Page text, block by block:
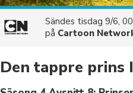
Sändes tisdag 9/6,
på Cartoon
Den tappre prins